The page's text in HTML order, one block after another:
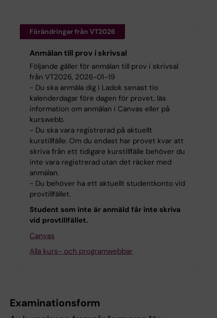
Förändringar från VT2026
Anmälan till prov i skrivsal
Följande gäller för anmälan till prov i skrivsal
från VT2026, 2026-01-19
- Du ska anmäla dig i Ladok senast tio
kalenderdagar före dagen för provet, läs
information om anmälan i Canvas eller på
kurswebb.
- Du ska vara registrerad på aktuellt
kurstillfälle. Om du endast har provet kvar att
skriva från ett tidigare kurstillfälle behöver du
inte vara registrerad utan det räcker med
anmälan.
- Du behöver ha ett aktuellt studentkonto vid
provtillfället.
Student som inte är anmäld får inte skriva
vid provtillfället.
Canvas
Alla kurs- och programwebbar
Examinationsform